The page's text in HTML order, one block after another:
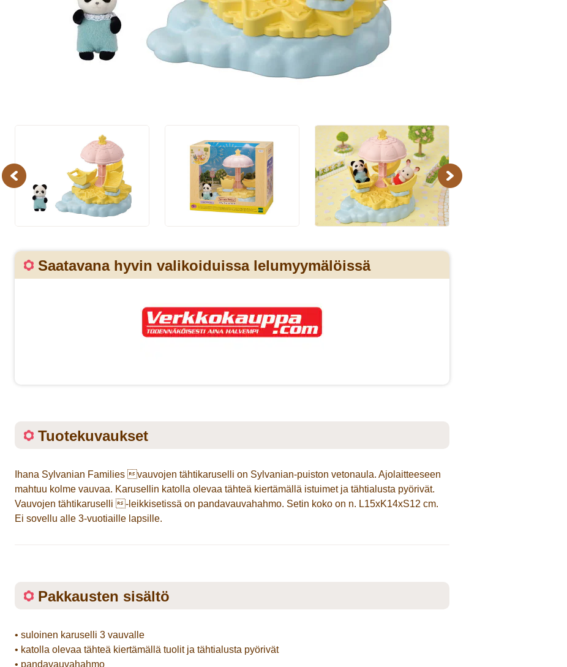
Previous Next
Saatavana hyvin valikoiduissa lelumyymälöissä
Tuotekuvaukset
Ihana Sylvanian Families vauvojen tähtikaruselli on Sylvanian-puiston vetonaula. Ajolaitteeseen
mahtuu kolme vauvaa. Karusellin katolla olevaa tähteä kiertämällä istuimet ja tähtialusta pyörivät.
Vauvojen tähtikaruselli -leikkisetissä on pandavauvahahmo. Setin koko on n. L15xK14xS12 cm.
Ei sovellu alle 3-vuotiaille lapsille.
Pakkausten sisältö
• suloinen karuselli 3 vauvalle
• katolla olevaa tähteä kiertämällä tuolit ja tähtialusta pyörivät
• pandavauvahahmo